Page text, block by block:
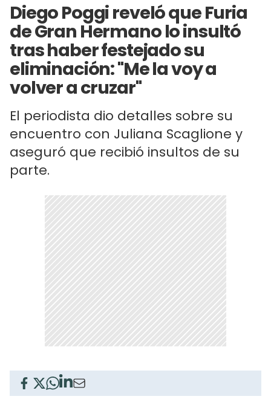
Diego Poggi reveló que Furia
de Gran Hermano lo insultó
tras haber festejado su
eliminación: "Me la voy a
volver a cruzar"
El periodista dio detalles sobre su
encuentro con Juliana Scaglione y
aseguró que recibió insultos de su
parte.